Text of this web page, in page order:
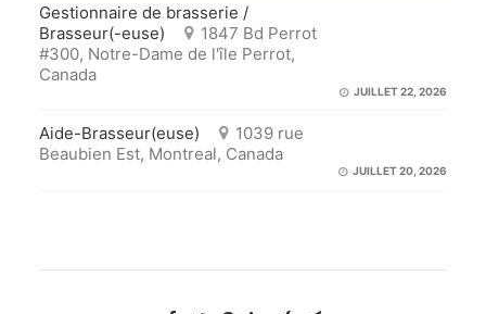
Gestionnaire de brasserie /
Brasseur(-euse)
1847 Bd Perrot
#300, Notre-Dame de l'île Perrot,
Canada
JUILLET 22, 2026
Aide-Brasseur(euse)
1039 rue
Beaubien Est, Montreal, Canada
JUILLET 20, 2026